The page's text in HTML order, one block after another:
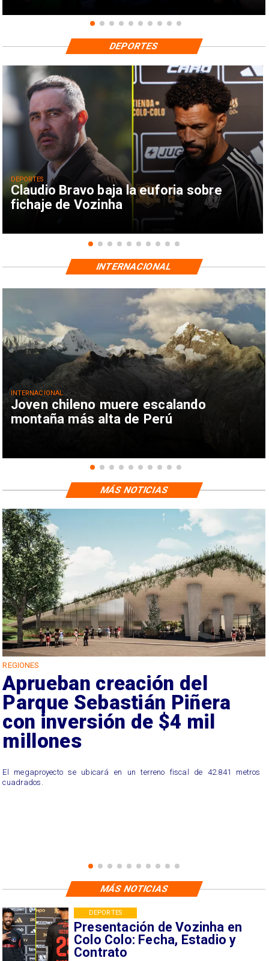
Claudio Bravo baja la euforia sobre
fichaje de Vozinha
DEPORTES
DEPORTES
Joven chileno muere escalando
montaña más alta de Perú
INTERNACIONAL
INTERNACIONAL
REGIONES
Aprueban creación del
Parque Sebastián Piñera
con inversión de $4 mil
millones
El megaproyecto se ubicará en un terreno fiscal de 42.841 metros
cuadrados.
MÁS NOTICIAS
Presentación de Vozinha en
Colo Colo: Fecha, Estadio y
Contrato
DEPORTES
MÁS NOTICIAS